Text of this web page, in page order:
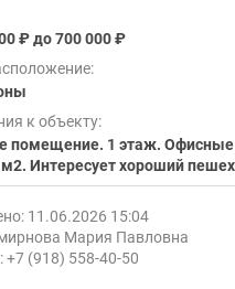
₽ до 700 000 ₽
к объекту:
помещение. 1 этаж.
Интересует хороший
11.06.2026 15:04
Мария Павловна
+7 (918) 558-40-50